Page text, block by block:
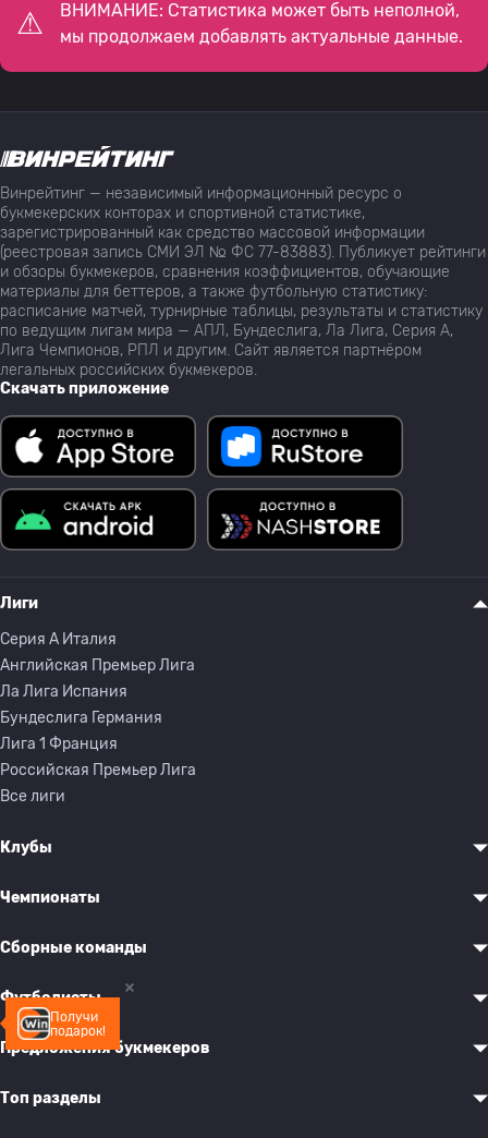
ВНИМАНИЕ: Статистика может быть неполной,
мы продолжаем добавлять актуальные данные.
Получи
подарок!
Винрейтинг — независимый информационный ресурс о
букмекерских конторах и спортивной статистике,
зарегистрированный как средство массовой информации
(реестровая запись СМИ ЭЛ № ФС 77-83883). Публикует рейтинги
и обзоры букмекеров, сравнения коэффициентов, обучающие
материалы для беттеров, а также футбольную статистику:
расписание матчей, турнирные таблицы, результаты и статистику
по ведущим лигам мира — АПЛ, Бундеслига, Ла Лига, Серия А,
Лига Чемпионов, РПЛ и другим. Сайт является партнёром
легальных российских букмекеров.
Скачать приложение
Лиги
Серия A Италия
Английская Премьер Лига
Ла Лига Испания
Бундеслига Германия
Лига 1 Франция
Российская Премьер Лига
Все лиги
Клубы
Чемпионаты
Сборные команды
Футболисты
Предложения букмекеров
Топ разделы